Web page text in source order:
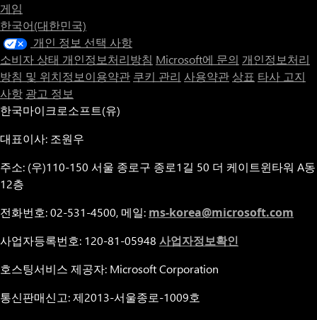
게임
한국어(대한민국)
개인 정보 선택 사항
소비자 상태 개인정보처리방침 Microsoft에 문의 개인정보처리
방침 및 위치정보이용약관 쿠키 관리 사용약관 상표 타사 고지
사항 광고 정보
한국마이크로소프트(유)
대표이사: 조원우
주소: (우)110-150 서울 종로구 종로1길 50 더 케이트윈타워 A동
12층
전화번호: 02-531-4500, 메일: ms-korea@microsoft.com
사업자등록번호: 120-81-05948 사업자정보확인
호스팅서비스 제공자: Microsoft Corporation
통신판매신고: 제2013-서울종로-1009호